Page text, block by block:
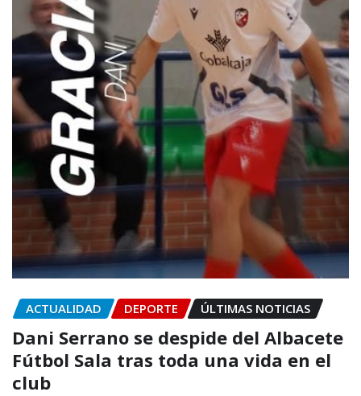
ACTUALIDAD DEPORTE ÚLTIMAS NOTICIAS
Dani Serrano se despide del Albacete
Fútbol Sala tras toda una vida en el
club